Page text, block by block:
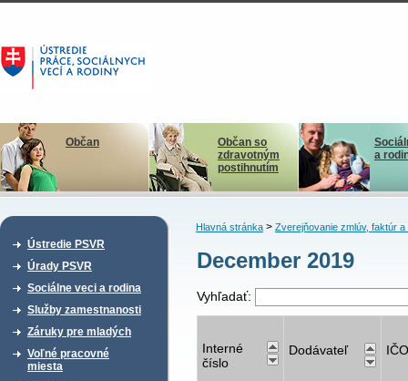
Občan
Občan so
zdravotným
postihnutím
a
Ústredie PSVR
Úrady PSVR
Sociálne veci a rodina
Služby zamestnanosti
Záruky pre mladých
Voľné pracovné
miesta
Hlavná stránka> Zverejňovanie zmlúv, faktúr a
December 2019
Vyhľadať:
Interné
číslo
Dodávateľ IČO